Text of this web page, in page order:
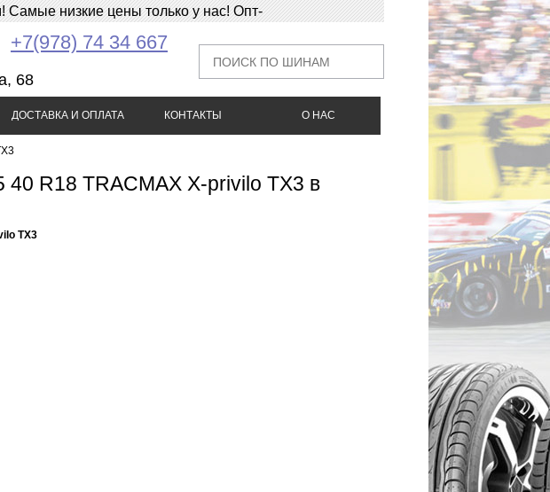
низкие цены только у нас! Опт-
+7(978) 74 34 667
68
ДОСТАВКА И ОПЛАТА КОНТАКТЫ О НАС
40 R18 TRACMAX X-privilo TX3 в
TX3